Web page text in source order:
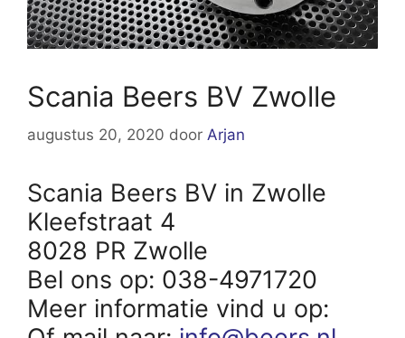
Scania Beers BV Zwolle
augustus 20, 2020 door Arjan
Scania Beers BV in Zwolle
Kleefstraat 4
8028 PR Zwolle
Bel ons op: 038-4971720
Meer informatie vind u op: